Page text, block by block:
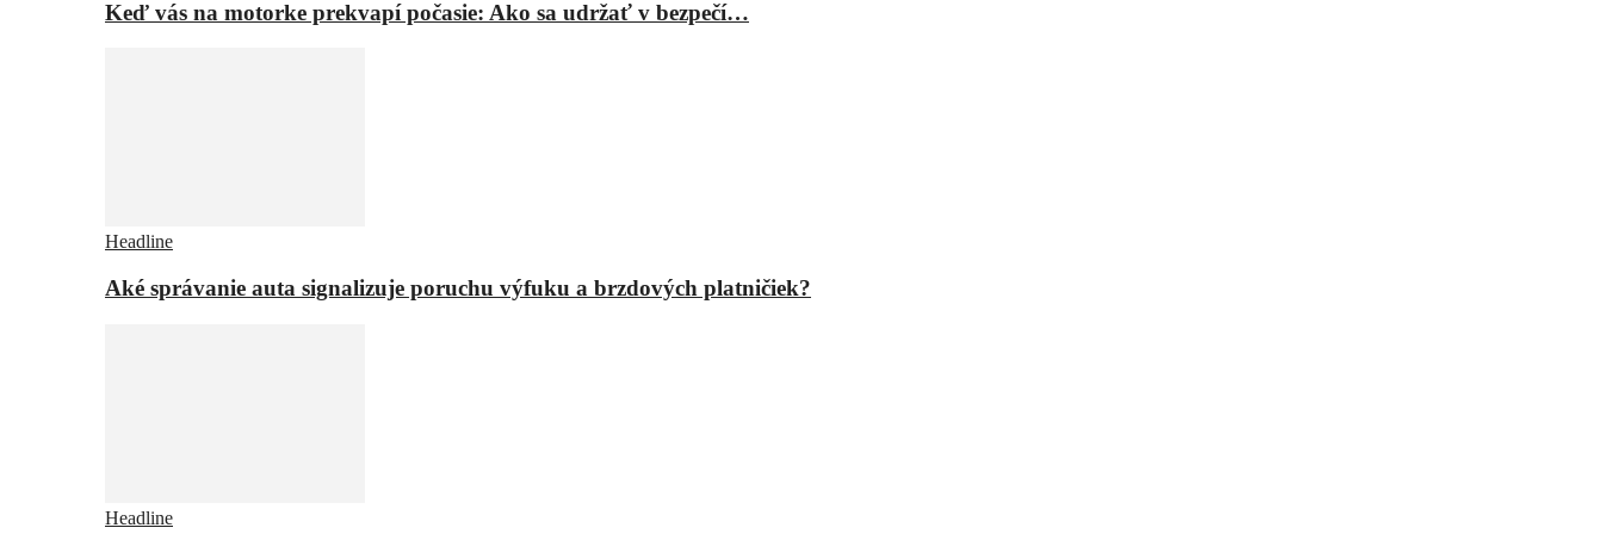
Keď vás na motorke prekvapí počasie: Ako sa udržať v bezpečí…
Headline
Aké správanie auta signalizuje poruchu výfuku a brzdových platničiek?
Headline